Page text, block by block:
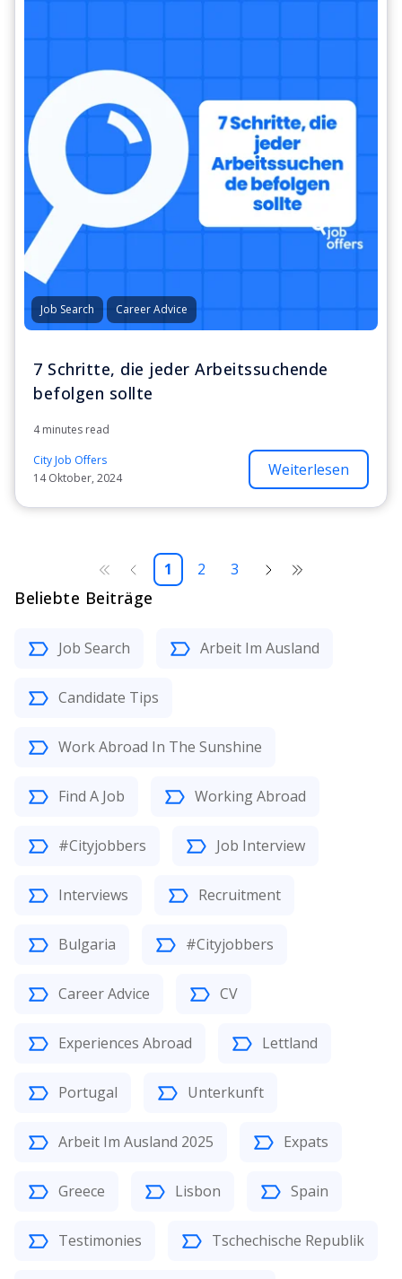
Beliebte Beiträge
Job Search Arbeit Im Ausland
Candidate Tips
Work Abroad In The Sunshine
Find A Job Working Abroad
#Cityjobbers Job Interview
Interviews Recruitment
Bulgaria #Cityjobbers
Career Advice CV
Experiences Abroad Lettland
Portugal Unterkunft
Arbeit Im Ausland 2025 Expats
Greece Lisbon Spain
Testimonies Tschechische Republik
Job Search Career Advice
7 Schritte, die jeder Arbeitssuchende
befolgen sollte
4 minutes read
City Job Offers
14 Oktober, 2024
Weiterlesen
1 2 3